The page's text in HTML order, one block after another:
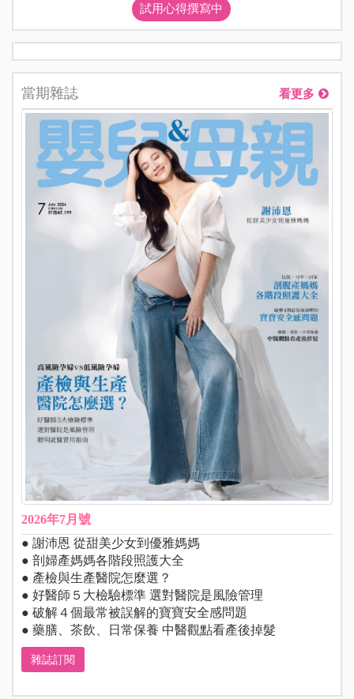
試用心得撰寫中
當期雜誌 看更多
2026年7月號
● 謝沛恩 從甜美少女到優雅媽媽
● 剖婦產媽媽各階段照護大全
● 產檢與生產醫院怎麼選？
● 好醫師５大檢驗標準 選對醫院是風險管理
● 破解４個最常被誤解的寶寶安全感問題
● 藥膳、茶飲、日常保養 中醫觀點看產後掉髮
雜誌訂閱